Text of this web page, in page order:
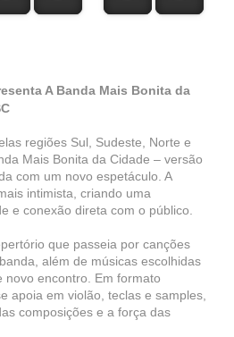
A Banda Mais Bonita da
regiões Sul, Sudeste, Norte e
Mais Bonita da Cidade – versão
com um novo espetáculo. A
intimista, criando uma
e conexão direta com o público.
que passeia por canções
além de músicas escolhidas
novo encontro. Em formato
apoia em violão, teclas e samples,
composições e a força das